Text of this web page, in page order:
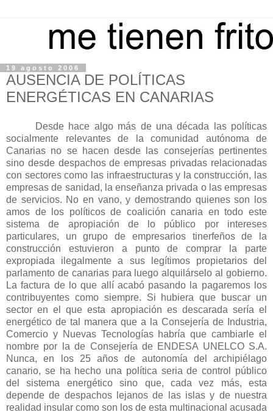
19 agosto 2006
AUSENCIA DE POLÍTICAS
ENERGÉTICAS EN CANARIAS
Desde hace algo más de una década las políticas
socialmente relevantes de la comunidad autónoma de
Canarias no se hacen desde las consejerías pertinentes
sino desde despachos de empresas privadas relacionadas
con sectores como las infraestructuras y la construcción, las
empresas de sanidad, la enseñanza privada o las empresas
de servicios. No en vano, y demostrando quienes son los
amos de los políticos de coalición canaria en todo este
sistema de apropiación de lo público por intereses
particulares, un grupo de empresarios tinerfeños de la
construcción estuvieron a punto de comprar la parte
expropiada ilegalmente a sus legítimos propietarios del
parlamento de canarias para luego alquilárselo al gobierno.
La factura de lo que allí acabó pasando la pagaremos los
contribuyentes como siempre. Si hubiera que buscar un
sector en el que esta apropiación es descarada sería el
energético de tal manera que a
la Consejería de Industria,
Comercio y Nuevas Tecnologías habría que cambiarle el
nombre por la de Consejería de ENDESA UNELCO S.A.
Nunca, en los 25 años de autonomía del archipiélago
canario, se ha hecho una política seria de control público
del sistema energético sino que, cada vez más, esta
depende de despachos lejanos de las islas y de nuestra
realidad insular como son los de esta multinacional acusada